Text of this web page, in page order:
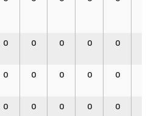
0 0 0 0 0
0 0 0 0 0
0 0 0 0 0